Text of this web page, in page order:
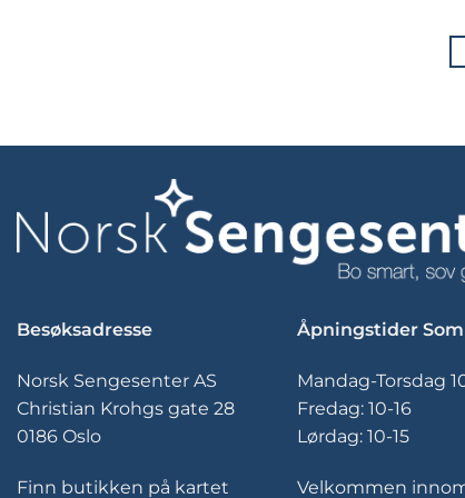
Besøksadresse
Norsk Sengesenter AS
Christian Krohgs gate 28
0186 Oslo
Finn butikken på kartet
Åpningstider
Mandag-Torsdag
Fredag: 10-16
Lørdag: 10-15
Velkommen